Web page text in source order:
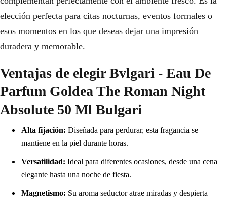
elección perfecta para citas nocturnas, eventos formales o
esos momentos en los que deseas dejar una impresión
duradera y memorable.
Ventajas de elegir Bvlgari - Eau De
Parfum Goldea The Roman Night
Absolute 50 Ml Bulgari
Alta fijación: Diseñada para perdurar, esta fragancia se
mantiene en la piel durante horas.
Versatilidad: Ideal para diferentes ocasiones, desde una cena
elegante hasta una noche de fiesta.
Magnetismo: Su aroma seductor atrae miradas y despierta